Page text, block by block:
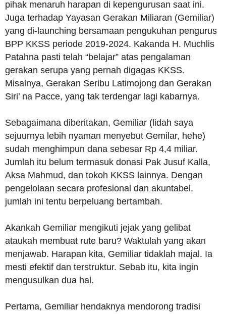
pihak menaruh harapan di kepengurusan saat ini.
Juga terhadap Yayasan Gerakan Miliaran (Gemiliar)
yang di-launching bersamaan pengukuhan pengurus
BPP KKSS periode 2019-2024. Kakanda H. Muchlis
Patahna pasti telah “belajar” atas pengalaman
gerakan serupa yang pernah digagas KKSS.
Misalnya, Gerakan Seribu Latimojong dan Gerakan
Siri’ na Pacce, yang tak terdengar lagi kabarnya.
Sebagaimana diberitakan, Gemiliar (lidah saya
sejuurnya lebih nyaman menyebut Gemilar, hehe)
sudah menghimpun dana sebesar Rp 4,4 miliar.
Jumlah itu belum termasuk donasi Pak Jusuf Kalla,
Aksa Mahmud, dan tokoh KKSS lainnya. Dengan
pengelolaan secara profesional dan akuntabel,
jumlah ini tentu berpeluang bertambah.
Akankah Gemiliar mengikuti jejak yang gelibat
ataukah membuat rute baru? Waktulah yang akan
menjawab. Harapan kita, Gemiliar tidaklah majal. Ia
mesti efektif dan terstruktur. Sebab itu, kita ingin
mengusulkan dua hal.
Pertama, Gemiliar hendaknya mendorong tradisi